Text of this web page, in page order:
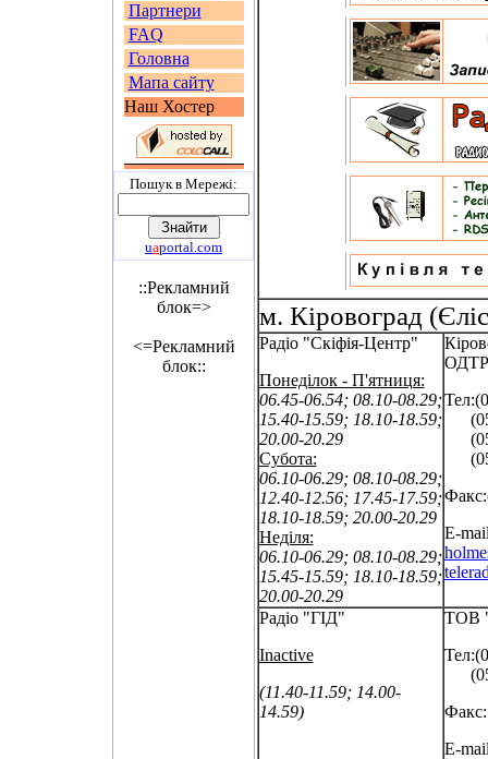
Партнери
FAQ
Головна
Мапа сайту
Наш Хостер
Пошук в Мережi:
uaportal.com
::Рекламний
блок=>
<=Рекламний
блок::
м. Кіровоград
Радіо "Скіфія-Центр"
Понеділок - П'ятниця:
06.45-06.54; 08.10-08.29;
15.40-15.59; 18.10-18.59;
20.00-20.29
Субота:
06.10-06.29; 08.10-08.29;
12.40-12.56; 17.45-17.59;
18.10-18.59; 20.00-20.29
Неділя:
06.10-06.29; 08.10-08.29;
15.45-15.59; 18.10-18.59;
20.00-20.29
E-
Радіо "ГІД"
Inactive
(11.40-11.59; 14.00-
14.59)
ТОВ
Факс:
E-